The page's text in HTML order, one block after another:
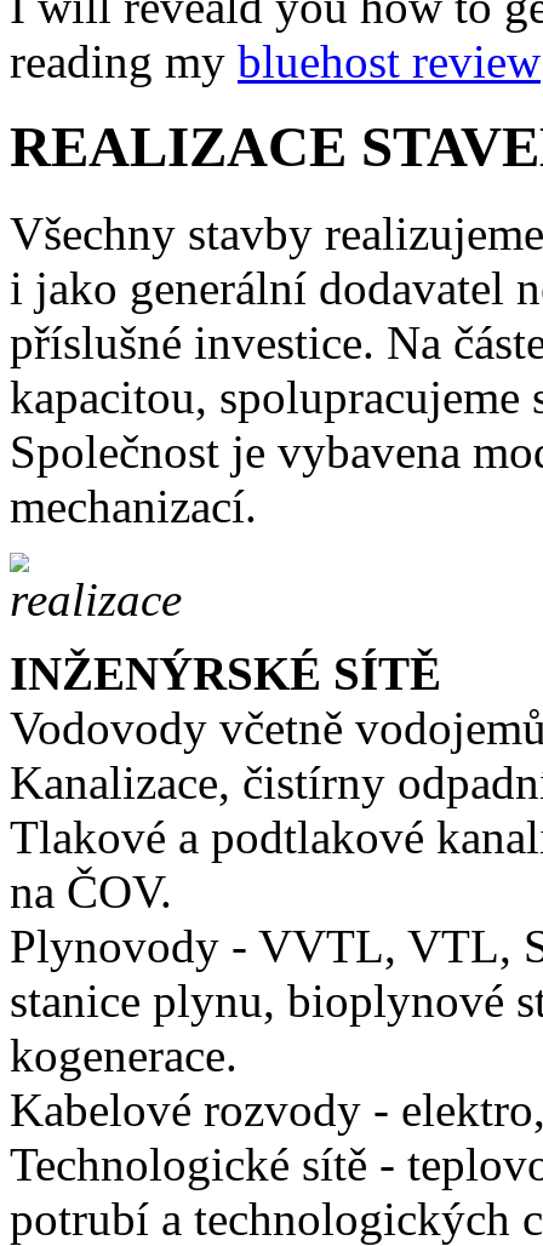
reading my bluehost review
REALIZACE
Všechny stavby
i jako generální dodavatel
příslušné investice. Na
kapacitou,
Společnost je vybavena
mechanizací.
INŽENÝRSKÉ SÍTĚ
Vodovody včetně
Kanalizace, čistírny
Tlakové a podtlakové
na ČOV.
Plynovody - VVTL, VTL,
stanice plynu, bioplynové
kogenerace.
Kabelové rozvody -
Technologické sítě -
potrubí a technologických